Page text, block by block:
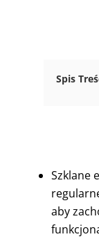
Spis
Szklane
aby